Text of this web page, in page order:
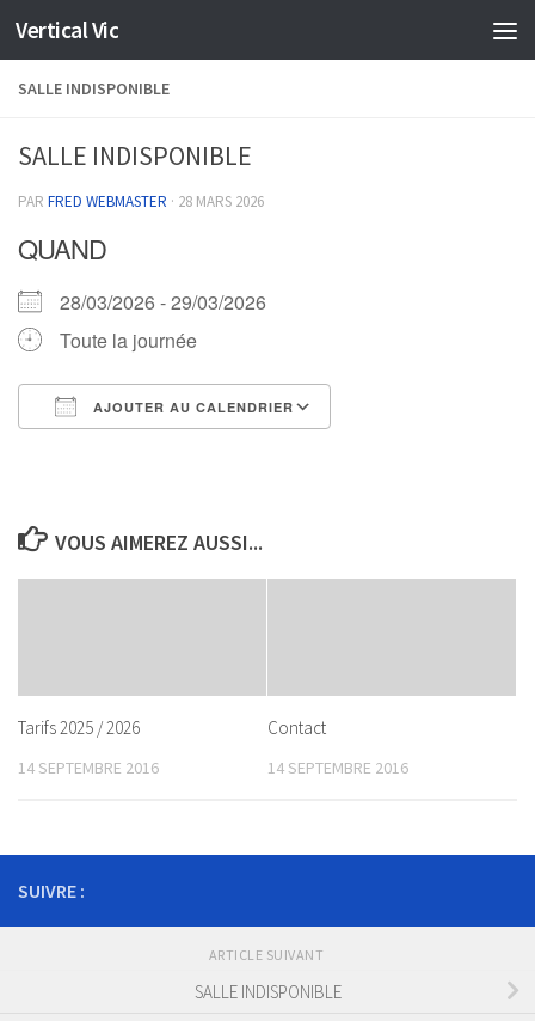
Skip to content
Vertical Vic
SALLE INDISPONIBLE
SALLE INDISPONIBLE
PAR FRED WEBMASTER · 28 MARS 2026
QUAND
28/03/2026 - 29/03/2026
Toute la journée
AJOUTER AU CALENDRIER
VOUS AIMEREZ AUSSI...
Tarifs 2025 / 2026
14 SEPTEMBRE 2016
Contact
14 SEPTEMBRE 2016
SUIVRE :
ARTICLE SUIVANT
SALLE INDISPONIBLE